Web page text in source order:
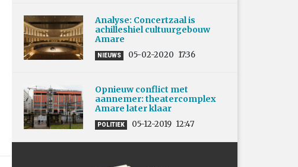
Analyse: Concertzaal is
achilleshiel cultuurgebouw
Amare
NIEUWS 05-02-2020 17:36
Opnieuw conflict met
aannemer: theatercomplex
Amare later klaar
POLITIEK 05-12-2019 12:47